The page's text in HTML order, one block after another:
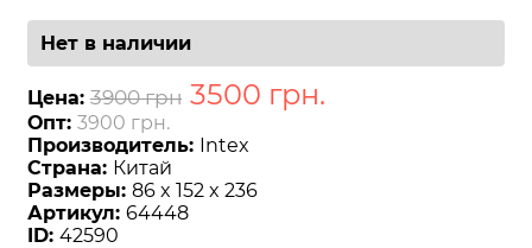
Нет в наличии
Цена: 3900 грн 3500 грн.
Опт: 3900 грн.
Производитель: Intex
Страна: Китай
Размеры: 86 x 152 x 236
Артикул: 64448
ID: 42590